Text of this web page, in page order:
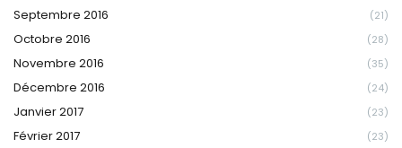
Septembre 2016 (21)
Octobre 2016 (28)
Novembre 2016 (35)
Décembre 2016 (24)
Janvier 2017 (23)
Février 2017 (23)